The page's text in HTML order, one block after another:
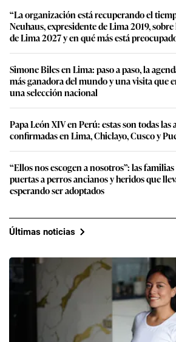
“La organización está recuperando el
Neuhaus, expresidente de Lima 2019,
de Lima 2027 y en qué más está
Simone Biles en Lima: paso a paso, la
más ganadora del mundo y una visita que
una selección nacional
Papa León XIV en Perú: estas son todas las
confirmadas en Lima, Chiclayo, Cusco y
“Ellos nos escogen a nosotros”: las
puertas a perros ancianos y heridos que
esperando ser adoptados
Últimas noticias